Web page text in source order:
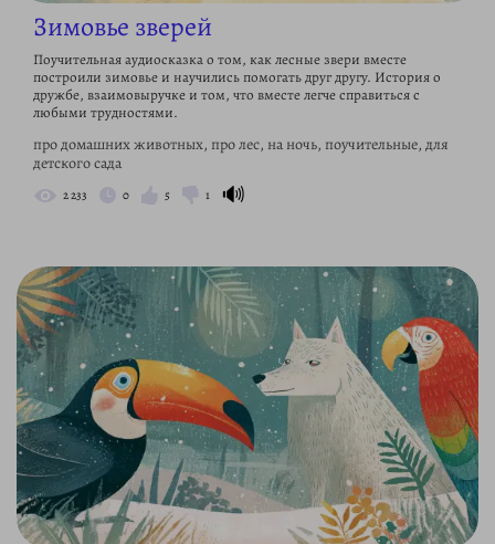
Зимовье зверей
Поучительная аудиосказка о том, как лесные звери вместе
построили зимовье и научились помогать друг другу. История о
дружбе, взаимовыручке и том, что вместе легче справиться с
любыми трудностями.
про домашних животных, про лес, на ночь, поучительные, для
детского сада
2 233 0 5 1 🔊